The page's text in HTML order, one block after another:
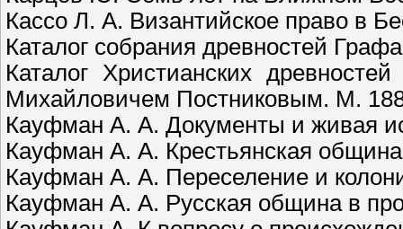
Кассо Л. А. Византийское право в
Каталог собрания древностей
Каталог Христианских
Михайловичем Постниковым. М.
Кауфман А. А. Документы и живая
Кауфман А. А. Крестьянская
Кауфман А. А. Переселение и
Кауфман А. А. Русская община в